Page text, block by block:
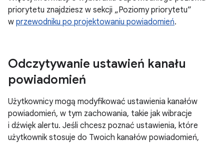
priorytetu znajdziesz w sekcji „Poziomy priorytetu”
w przewodniku po projektowaniu powiadomień.
Odczytywanie ustawień kanału
powiadomień
Użytkownicy mogą modyfikować ustawienia kanałów
powiadomień, w tym zachowania, takie jak wibracje
i dźwięk alertu. Jeśli chcesz poznać ustawienia, które
użytkownik stosuje do Twoich kanałów powiadomień,